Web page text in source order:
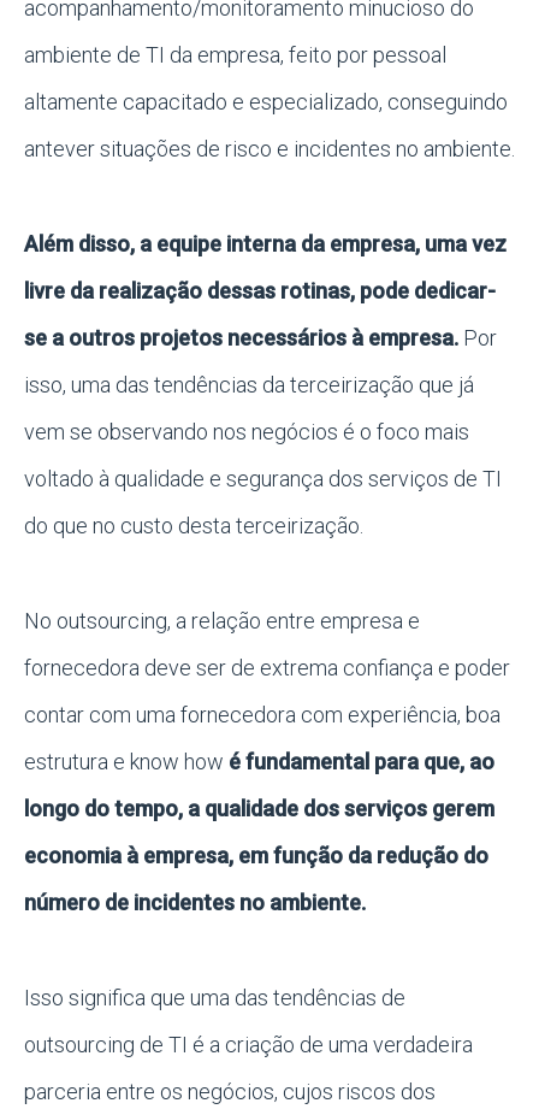
acompanhamento/monitoramento minucioso do
ambiente de TI da empresa, feito por pessoal
altamente capacitado e especializado, conseguindo
antever situações de risco e incidentes no ambiente.
Além disso, a equipe interna da empresa, uma vez
livre da realização dessas rotinas, pode dedicar-
se a outros projetos necessários à empresa. Por
isso, uma das tendências da terceirização que já
vem se observando nos negócios é o foco mais
voltado à qualidade e segurança dos serviços de TI
do que no custo desta terceirização.
No outsourcing, a relação entre empresa e
fornecedora deve ser de extrema confiança e poder
contar com uma fornecedora com experiência, boa
estrutura e know how é fundamental para que, ao
longo do tempo, a qualidade dos serviços gerem
economia à empresa, em função da redução do
número de incidentes no ambiente.
Isso significa que uma das tendências de
outsourcing de TI é a criação de uma verdadeira
parceria entre os negócios, cujos riscos dos